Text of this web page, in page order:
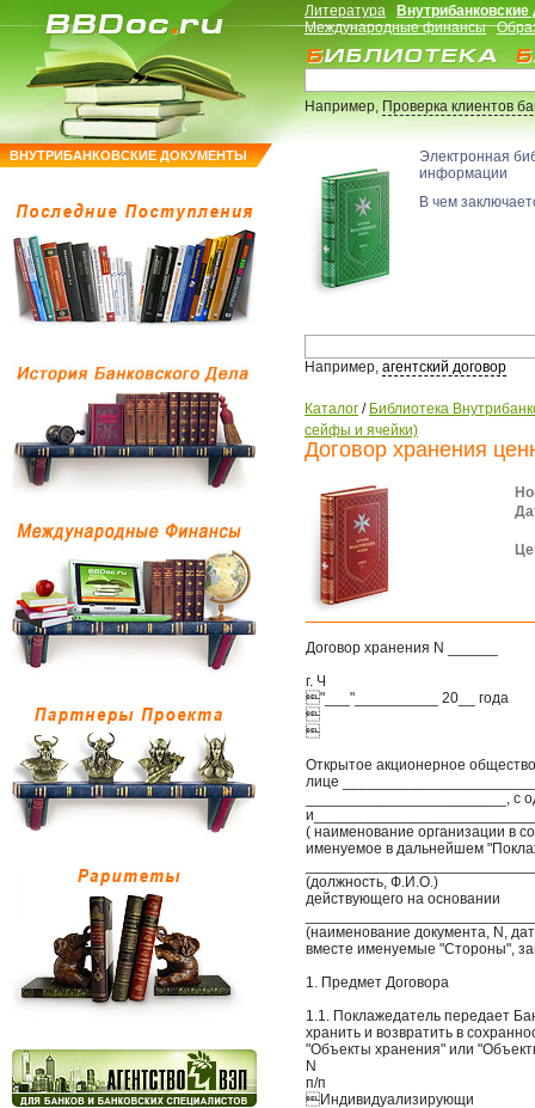
ВНУТРИБАНКОВСКИЕ ДОКУМЕНТЫ
Литература
Международные финансы
Например,Проверка клиентов
Электронная
информации
В чем
Например, агентский договор
Каталог / Библиотека
сейфы и ячейки)
Договор хранения
Договор хранения N ______
г. Ч
"___"__________ 20__ года


Открытое акционерное
лице
________________________, с
( наименование организации в
именуемое в дальнейшем
(должность, Ф.И.О.)
действующего на основании
(наименование документа, N,
вместе именуемые "Стороны",
1. Предмет Договора
1.1. Поклажедатель передает
хранить и возвратить в
"Объекты хранения" или
N
п/п
Индивидуализирующи